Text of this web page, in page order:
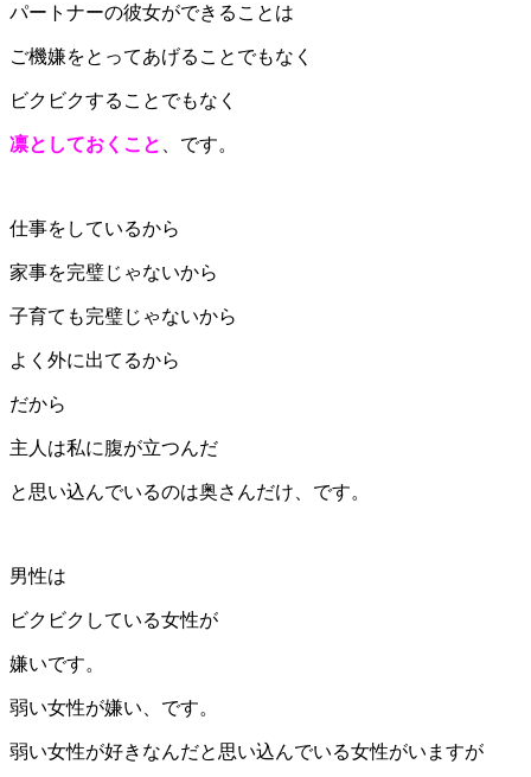
パートナーの彼女ができることは
ご機嫌をとってあげることでもなく
ビクビクすることでもなく
凛としておくこと 、です。
仕事をしているから
家事を完璧じゃないから
子育ても完璧じゃないから
よく外に出てるから
だから
主人は私に腹が立つんだ
と思い込んでいるのは奥さんだけ、です。
男性は
ビクビクしている女性が
嫌いです。
弱い女性が嫌い、です。
弱い女性が好きなんだと思い込んでいる女性がいますが